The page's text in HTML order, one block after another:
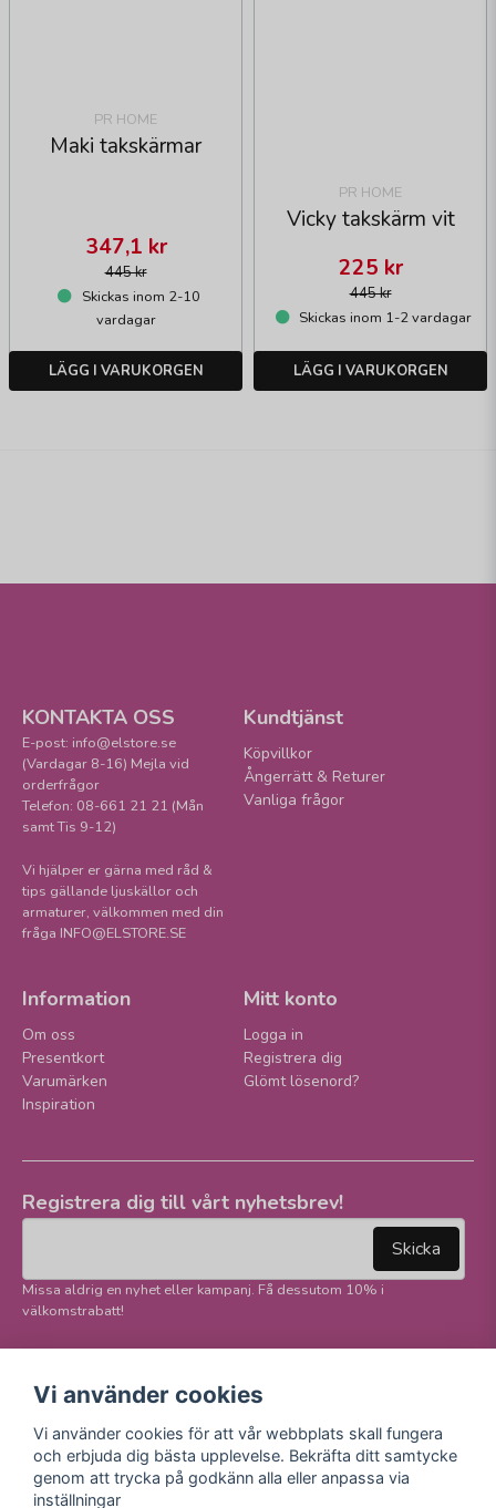
PR HOME
Maki takskärmar
445 kr
347,1 kr
Skickas inom 2-10
vardagar
LÄGG I VARUKORGEN
PR HOME
Vicky takskärm vit
445 kr
225 kr
Skickas inom 1-2 vardagar
LÄGG I VARUKORGEN
KONTAKTA OSS
E-post: info@elstore.se
(Vardagar 8-16) Mejla vid
orderfrågor
Telefon: 08-661 21 21 (Mån
samt Tis 9-12)
Vi hjälper er gärna med råd &
tips gällande ljuskällor och
armaturer, välkommen med din
fråga INFO@ELSTORE.SE
Kundtjänst
Köpvillkor
Ångerrätt & Returer
Vanliga frågor
Information
Om oss
Presentkort
Varumärken
Inspiration
Mitt konto
Logga in
Registrera dig
Glömt lösenord?
Registrera dig till vårt nyhetsbrev!
Skicka
Missa aldrig en nyhet eller kampanj. Få dessutom 10% i
välkomstrabatt!
sociala medier!
Facebook
Instagram
Youtube
E-handel
Vi använder cookies
Vi använder cookies för att vår webbplats skall fungera
och erbjuda dig bästa upplevelse. Bekräfta ditt samtycke
genom att trycka på godkänn alla eller anpassa via
inställningar